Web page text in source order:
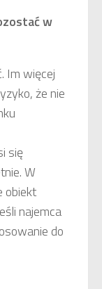
w
Im więcej
że nie
się
W
obiekt
najemca
do